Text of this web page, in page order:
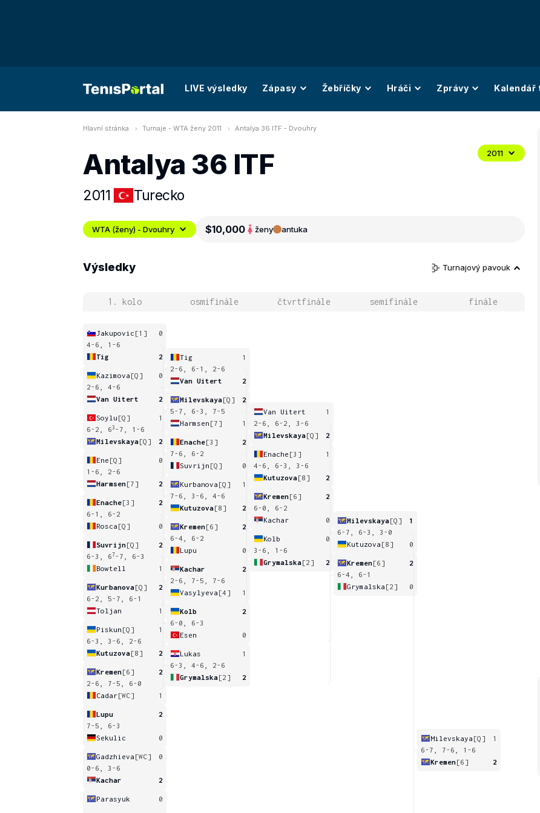
LIVE výsledky Zápasy Žebříčky Hráči Zprávy Kalendář
Hlavní stránka Turnaje - WTA ženy 2011 Antalya 36 ITF - Dvouhry
Antalya 36 ITF
2011 Turecko
2011
WTA (ženy) - Dvouhry $10,000 ženy antuka
Výsledky Turnajový pavouk
1. kolo osmifinále čtvrtfinále semifinále finále
Jakupovic [1]
0
4-6, 1-6
Tig
2
Kazimova [Q]
0
2-6, 4-6
Van Uitert
2
Soylu [Q]
1
6-2, 63 -7, 1-6
Milevskaya[Q] 2
Ene [Q]
0
1-6, 2-6
Harmsen[7] 2
Enache[3]
2
6-1, 6-2
Rosca [Q] 0
Suvrijn[Q]
2
6-3, 67-7, 6-3
Bowtell
1
Kurbanova[Q]
2
6-2, 5-7, 6-1
Toljan
1
Piskun [Q]
1
6-3, 3-6, 2-6
Kutuzova[8] 2
Kremen[6]
2
2-6, 7-5, 6-0
Cadar[WC] 1
Lupu
2
7-5, 6-3
Sekulic
0
Gadzhieva [WC]
0
0-6, 3-6
Kachar
2
Parasyuk 0
Tig
1
2-6, 6-1, 2-6
Van Uitert
2
Milevskaya[Q]
2
5-7, 6-3, 7-5
Harmsen [7] 1
Enache[3]
2
7-6, 6-2
Suvrijn [Q] 0
Kurbanova [Q]
1
7-6, 3-6, 4-6
Kutuzova[8] 2
Kremen[6]
2
6-4, 6-2
Lupu
0
Kachar
2
2-6, 7-5, 7-6
Vasylyeva [4] 1
Kolb
2
6-0, 6-3
Esen
0
Lukas
1
6-3, 4-6, 2-6
Grymalska[2] 2
Van Uitert
1
2-6, 6-2, 3-6
Milevskaya[Q] 2
Enache [3]
1
4-6, 6-3, 3-6
Kutuzova[8] 2
Kremen[6]
2
6-0, 6-2
Kachar
0
Kolb
0
3-6, 1-6
Grymalska[2] 2
Milevskaya[Q]
1
6-7, 6-3, 3-0
Kutuzova [8] 0
Kremen[6]
2
6-4, 6-1
Grymalska [2] 0
Milevskaya [Q]
1
6-7, 7-6, 1-6
Kremen[6] 2